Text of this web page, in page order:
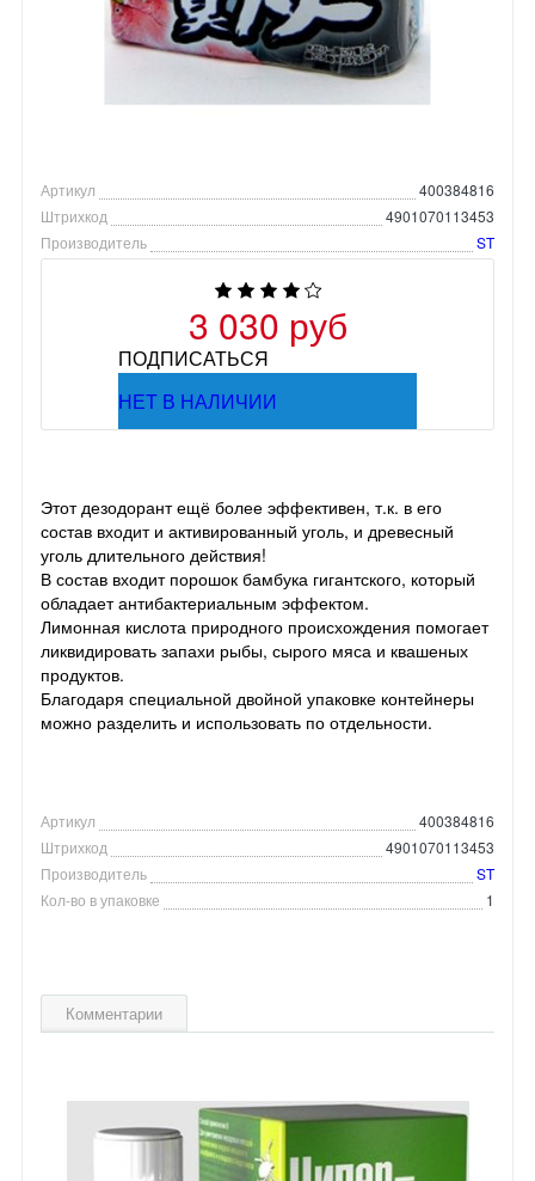
Артикул
400384816
Штрихкод
4901070113453
Производитель
ST
3 030 руб
ПОДПИСАТЬСЯ
НЕТ В НАЛИЧИИ
Этот дезодорант ещё более эффективен, т.к. в его
состав входит и активированный уголь, и древесный
уголь длительного действия!
В состав входит порошок бамбука гигантского, который
обладает антибактериальным эффектом.
Лимонная кислота природного происхождения помогает
ликвидировать запахи рыбы, сырого мяса и квашеных
продуктов.
Благодаря специальной двойной упаковке контейнеры
можно разделить и использовать по отдельности.
Артикул
400384816
Штрихкод
4901070113453
Производитель
ST
Кол-во в упаковке
1
Комментарии